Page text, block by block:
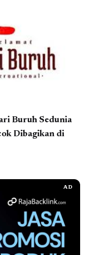
Buruh Sedunia
Dibagikan di
AD